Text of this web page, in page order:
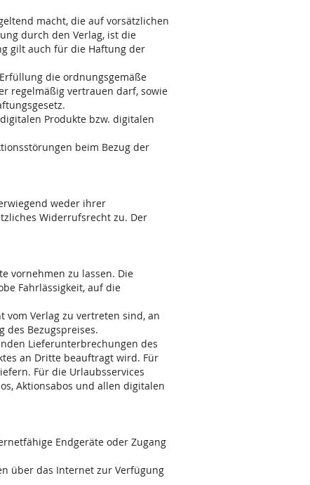
macht, die auf vorsätzlichen
durch den Verlag, ist die
gilt auch für die Haftung der
die ordnungsgemäße
regelmäßig vertrauen darf, sowie
Produkte bzw. digitalen
beim Bezug der
weder ihrer
Widerrufsrecht zu. Der
vornehmen zu lassen. Die
Fahrlässigkeit, auf die
vom Verlag zu vertreten sind, an
des Bezugspreises.
Lieferunterbrechungen des
an Dritte beauftragt wird. Für
Für die Urlaubsservices
Aktionsabos und allen digitalen
Endgeräte oder Zugang
über das Internet zur Verfügung